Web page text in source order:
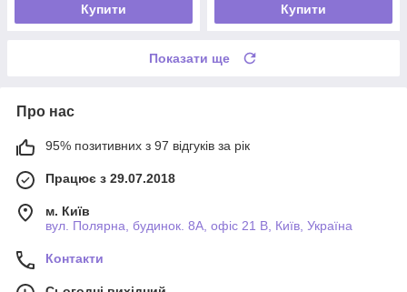
Купити Купити
Показати ще
Про нас
95% позитивних з 97 відгуків за рік
Працює з 29.07.2018
м. Київ
вул. Полярна, будинок. 8А, офіс 21 В, Київ, Україна
Контакти